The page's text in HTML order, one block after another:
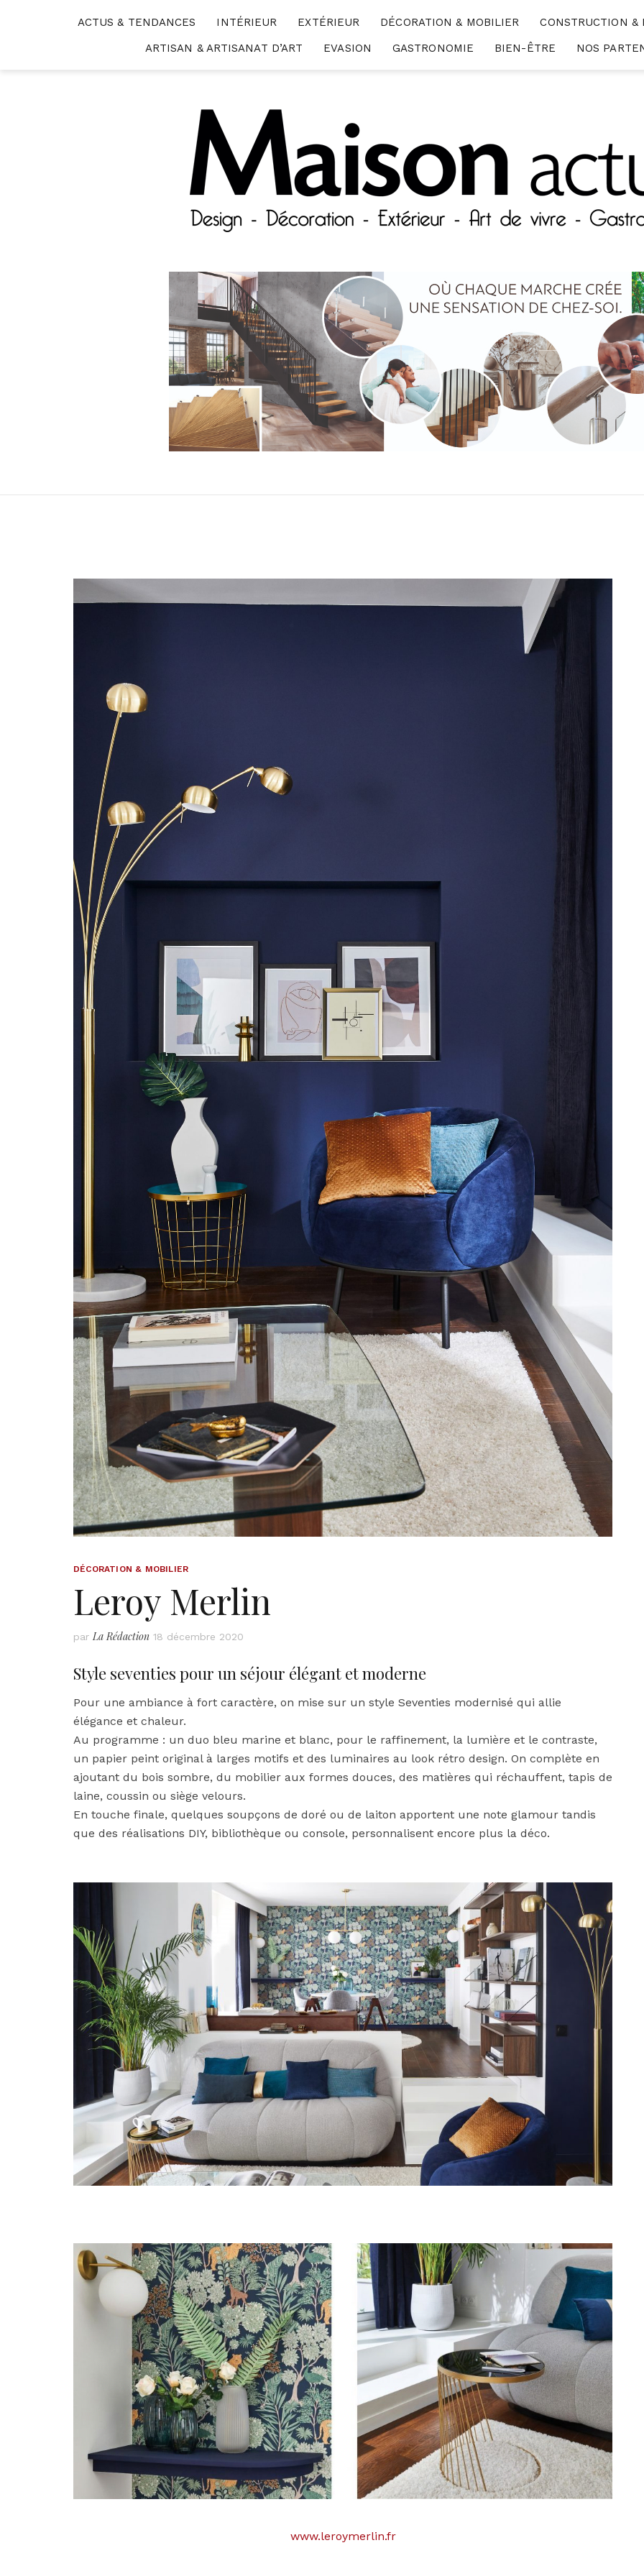
ACTUS & TENDANCES INTÉRIEUR EXTÉRIEUR DÉCORATION & MOBILIER
CONSTRUCTION &
ARTISAN & ARTISANAT D’ART
EVASION GASTRONOMIE BIEN-ÊTRE NOS
DÉCORATION & MOBILIER
Leroy Merlin
parLa Rédaction 18 décembre 2020
Style seventies pour un séjour élégant et moderne
Pour une ambiance à fort caractère, on mise sur un style Seventies modernisé qui allie
élégance et chaleur.
Au programme : un duo bleu marine et blanc, pour le raffinement, la lumière et le contraste,
un papier peint original à larges motifs et des luminaires au look rétro design. On complète en
ajoutant du bois sombre, du mobilier aux formes douces, des matières qui réchauffent, tapis de
laine, coussin ou siège velours.
En touche finale, quelques soupçons de doré ou de laiton apportent une note glamour tandis
que des réalisations DIY, bibliothèque ou console, personnalisent encore plus la déco.
www.leroymerlin.fr